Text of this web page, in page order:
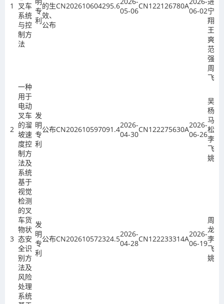
1
叉车
系统
与控
制方
法
专
利
的生
效、
公布
CN202610604295.6
05-06
CN122126780A
06-02宁士
翔、
王
爽、
范立
强、
周前
飞
2
一种
用于
电动
叉车
的溜
坡速
度控
制方
法及
系统
发
明
专
利
公布CN202610597091.42026-
04-30
CN122275630A2026-
06-26
吴春
杨、
马冬
松、
李
飞、
姚欣
3
基于
视觉
检测
的叉
车货
物状
态安
全识
别方
法及
风险
处理
系统
发
明
专
利
公布CN202610572324.5
2026-
04-28CN122233314A
2026-
06-19
周志
龙、
李
飞、
姚欣